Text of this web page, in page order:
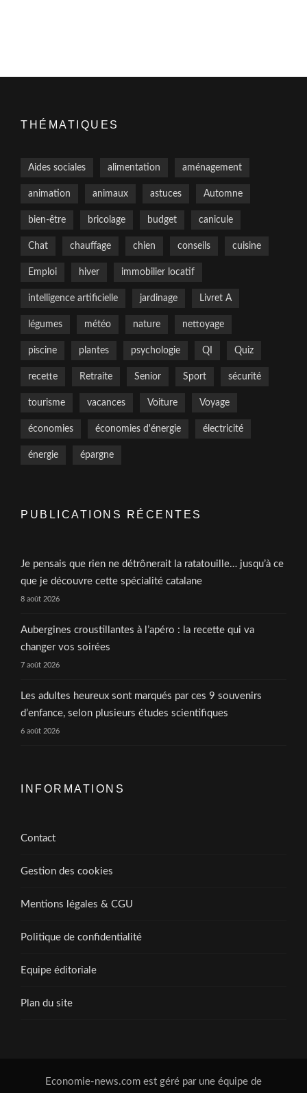
THÉMATIQUES
Aides sociales alimentation aménagement
animation animaux astuces Automne
bien-être bricolage budget canicule
Chat chauffage chien conseils cuisine
Emploi hiver immobilier locatif
intelligence artificielle jardinage Livret A
légumes météo nature nettoyage
piscine plantes psychologie QI Quiz
recette Retraite Senior Sport sécurité
tourisme vacances Voiture Voyage
économies économies d'énergie électricité
énergie épargne
PUBLICATIONS RÉCENTES
Je pensais que rien ne détrônerait la ratatouille… jusqu’à ce
que je découvre cette spécialité catalane
8 août 2026
Aubergines croustillantes à l’apéro : la recette qui va
changer vos soirées
7 août 2026
Les adultes heureux sont marqués par ces 9 souvenirs
d’enfance, selon plusieurs études scientifiques
6 août 2026
INFORMATIONS
Contact
Gestion des cookies
Mentions légales & CGU
Politique de confidentialité
Equipe éditoriale
Plan du site
Economie-news.com est géré par une équipe de